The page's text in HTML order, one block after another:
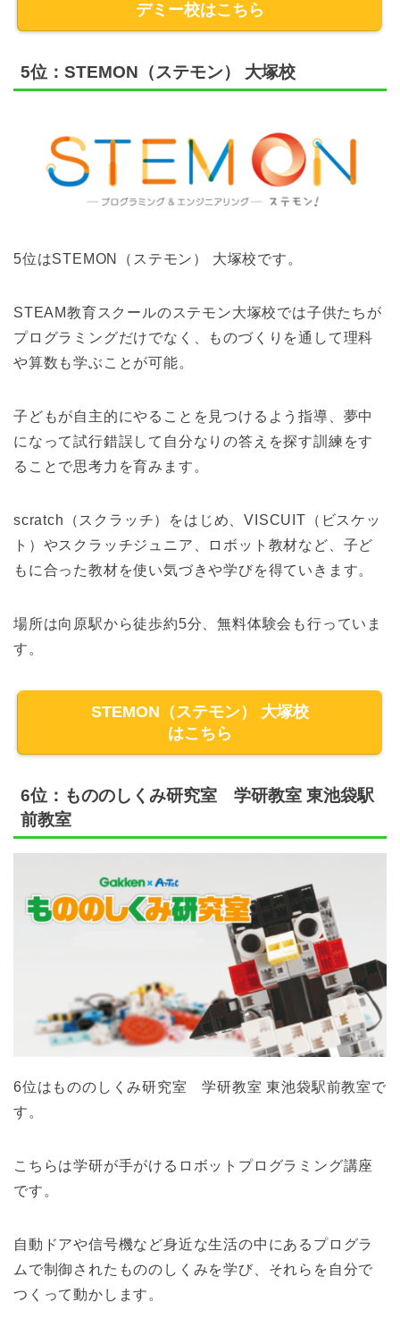
デミー校はこちら
5位：STEMON（ステモン） 大塚校
5位はSTEMON（ステモン） 大塚校です。
STEAM教育スクールのステモン大塚校では子供たちが
プログラミングだけでなく、ものづくりを通して理科
や算数も学ぶことが可能。
子どもが自主的にやることを見つけるよう指導、夢中
になって試行錯誤して自分なりの答えを探す訓練をす
ることで思考力を育みます。
scratch（スクラッチ）をはじめ、VISCUIT（ビスケッ
ト）やスクラッチジュニア、ロボット教材など、子ど
もに合った教材を使い気づきや学びを得ていきます。
場所は向原駅から徒歩約5分、無料体験会も行っていま
す。
STEMON（ステモン） 大塚校
はこちら
6位：もののしくみ研究室 学研教室 東池袋駅
前教室
6位はもののしくみ研究室 学研教室 東池袋駅前教室で
す。
こちらは学研が手がけるロボットプログラミング講座
です。
自動ドアや信号機など身近な生活の中にあるプログラ
ムで制御されたもののしくみを学び、それらを自分で
つくって動かします。